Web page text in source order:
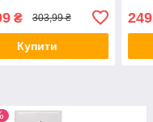
₴ 303,99 ₴
Купити
249